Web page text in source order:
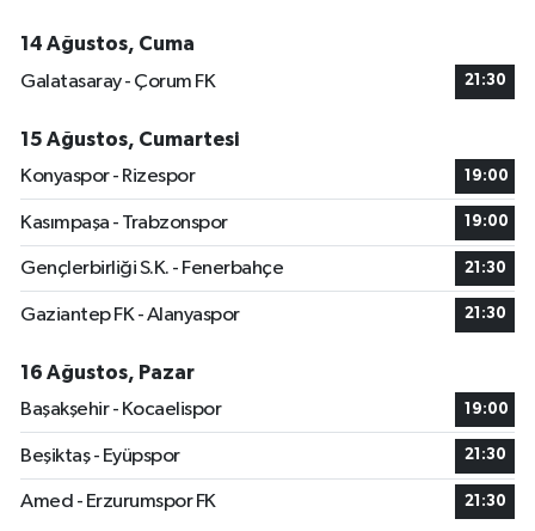
14 Ağustos, Cuma
Galatasaray - Çorum FK
21:30
15 Ağustos, Cumartesi
Konyaspor - Rizespor
19:00
Kasımpaşa - Trabzonspor 19:00
Gençlerbirliği S.K. - Fenerbahçe 21:30
Gaziantep FK - Alanyaspor 21:30
16 Ağustos, Pazar
Başakşehir - Kocaelispor
19:00
Beşiktaş - Eyüpspor 21:30
Amed - Erzurumspor FK 21:30